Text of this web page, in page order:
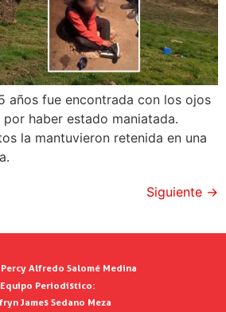
años fue encontrada con los ojos
haber estado maniatada.
la mantuvieron retenida en una
Siguiente →
Percy Alfredo Salomé Medina
Equipo Periodístico:
James Sedano Meza